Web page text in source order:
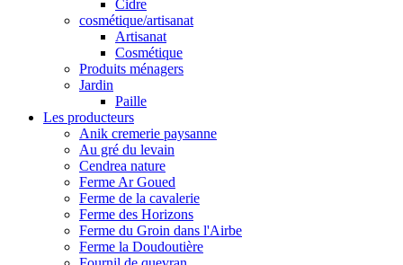
Cidre
cosmétique/artisanat
Artisanat
Cosmétique
Produits ménagers
Jardin
Paille
Les producteurs
Anik cremerie paysanne
Au gré du levain
Cendrea nature
Ferme Ar Goued
Ferme de la cavalerie
Ferme des Horizons
Ferme du Groin dans l'Airbe
Ferme la Doudoutière